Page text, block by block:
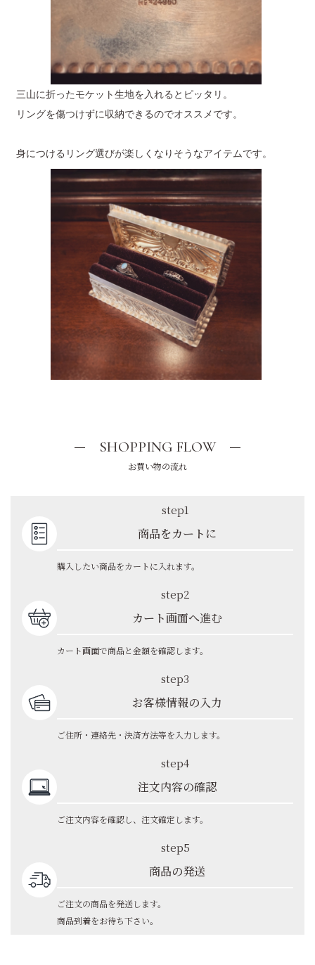
三山に折ったモケット生地を入れるとピッタリ。
リングを傷つけずに収納できるのでオススメです。
身につけるリング選びが楽しくなりそうなアイテムです。
SHOPPING FLOW
お買い物の流れ
step1
商品をカートに
購入したい商品をカートに入れます。
step2
カート画面へ進む
カート画面で商品と金額を確認します。
step3
お客様情報の入力
ご住所・連絡先・決済方法等を入力します。
step4
注文内容の確認
ご注文内容を確認し、注文確定します。
step5
商品の発送
ご注文の商品を発送します。
商品到着をお待ち下さい。